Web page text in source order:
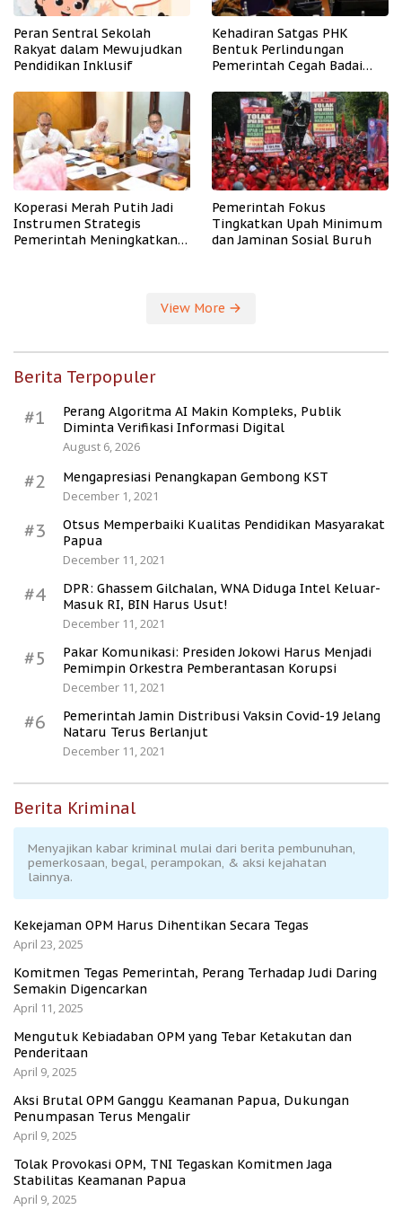
Peran Sentral Sekolah
Rakyat dalam Mewujudkan
Pendidikan Inklusif
Kehadiran Satgas PHK
Bentuk Perlindungan
Pemerintah Cegah Badai
Koperasi Merah Putih Jadi
Instrumen Strategis
Pemerintah Meningkatkan
Pemerintah Fokus
Tingkatkan Upah Minimum
dan Jaminan Sosial Buruh
View More
Berita Terpopuler
#1
Perang Algoritma AI Makin Kompleks, Publik
Diminta Verifikasi Informasi Digital
August 6, 2026
#2
Mengapresiasi Penangkapan Gembong KST
December 1, 2021
#3
Otsus Memperbaiki Kualitas Pendidikan Masyarakat
Papua
December 11, 2021
#4
DPR: Ghassem Gilchalan, WNA Diduga Intel Keluar-
Masuk RI, BIN Harus Usut!
December 11, 2021
#5
Pakar Komunikasi: Presiden Jokowi Harus Menjadi
Pemimpin Orkestra Pemberantasan Korupsi
December 11, 2021
#6
Pemerintah Jamin Distribusi Vaksin Covid-19 Jelang
Nataru Terus Berlanjut
December 11, 2021
Berita Kriminal
Menyajikan kabar kriminal mulai dari berita pembunuhan,
pemerkosaan, begal, perampokan, & aksi kejahatan
lainnya.
Kekejaman OPM Harus Dihentikan Secara Tegas
April 23, 2025
Komitmen Tegas Pemerintah, Perang Terhadap Judi Daring
Semakin Digencarkan
April 11, 2025
Mengutuk Kebiadaban OPM yang Tebar Ketakutan dan
Penderitaan
April 9, 2025
Aksi Brutal OPM Ganggu Keamanan Papua, Dukungan
Penumpasan Terus Mengalir
April 9, 2025
Tolak Provokasi OPM, TNI Tegaskan Komitmen Jaga
Stabilitas Keamanan Papua
April 9, 2025